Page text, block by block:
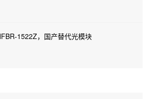
1522Z，国产替代光模块